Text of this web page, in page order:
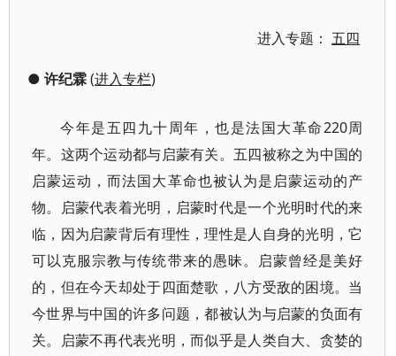
进入专题：五四
● 许纪霖(进入专栏)
今年是五四九十周年，也是法国大革命220周
年。这两个运动都与启蒙有关。五四被称之为中国的
启蒙运动，而法国大革命也被认为是启蒙运动的产
物。启蒙代表着光明，启蒙时代是一个光明时代的来
临，因为启蒙背后有理性，理性是人自身的光明，它
可以克服宗教与传统带来的愚昧。启蒙曾经是美好
的，但在今天却处于四面楚歌，八方受敌的困境。当
今世界与中国的许多问题，都被认为与启蒙的负面有
关。启蒙不再代表光明，而似乎是人类自大、贪婪的